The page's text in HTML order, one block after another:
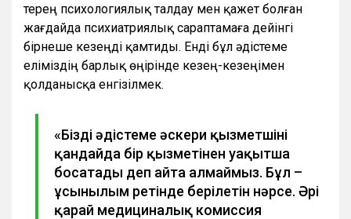
терең психологиялық талдау мен қажет болған
жағдайда психиатриялық сараптамаға дейінгі
бірнеше кезеңді қамтиды. Енді бұл әдістеме
еліміздің барлық өңірінде кезең-кезеңімен
қолданысқа енгізілмек.
«Біздің әдістеме әскери қызметшіні
қандайда бір қызметінен уақытша
босатады деп айта алмаймыз. Бұл –
ұсынылым ретінде берілетін нәрсе. Әрі
қарай медициналық комиссия